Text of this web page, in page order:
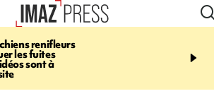
renifleurs
les fuites
sont à
09:53
CATASTROPHIQUE
sécheresse, incendies -